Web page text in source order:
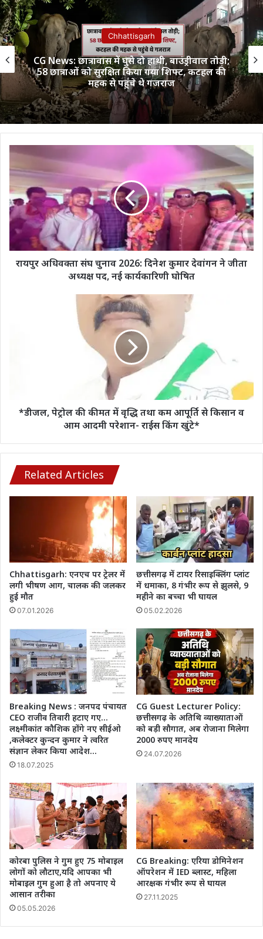
Chhattisgarh
CG News: छात्रावास में घुसे दो हाथी, बाउंड्रीवाल तोड़ी;
58 छात्राओं को सुरक्षित किया गया शिफ्ट, कटहल की
महक से पहुंचे थे गजराज
रायपुर
संघ
चुनाव
2026:
दिनेश
कुमार
देवांगन
ने
जीता
रायपुर अधिवक्ता संघ चुनाव 2026: दिनेश कुमार देवांगन ने जीता
अध्यक्ष पद, नई कार्यकारिणी घोषित
परेशान-
राईस
किंग
*डीजल, पेट्रोल की कीमत में वृद्धि तथा कम आपूर्ति से किसान व
‍आम आदमी परेशान- राईस किंग खुंटे*
Related Articles
Chhattisgarh: एनएच पर ट्रेलर में
लगी भीषण आग, चालक की जलकर
हुई मौत
07.01.2026
छत्तीसगढ़ में टायर रिसाइक्लिंग प्लांट
में धमाका, 8 गंभीर रूप से झुलसे, 9
महीने का बच्चा भी घायल
05.02.2026
Breaking News : जनपद पंचायत
CEO राजीव तिवारी हटाए गए…
लक्ष्मीकांत कौशिक होंगे नए सीईओ
,कलेक्टर कुन्दन कुमार ने त्वरित
संज्ञान लेकर किया आदेश…
18.07.2025
CG Guest Lecturer Policy:
छत्तीसगढ़ के अतिथि व्याख्याताओं
को बड़ी सौगात, अब रोजाना मिलेगा
2000 रुपए मानदेय
24.07.2026
कोरबा पुलिस ने गुम हुए 75 मोबाइल
लोगों को लौटाए,यदि आपका भी
मोबाइल गुम हुआ है तो अपनाए ये
आसान तरीका
05.05.2026
CG Breaking: एरिया डोमिनेशन
ऑपरेशन में IED ब्लास्ट, महिला
आरक्षक गंभीर रूप से घायल
27.11.2025